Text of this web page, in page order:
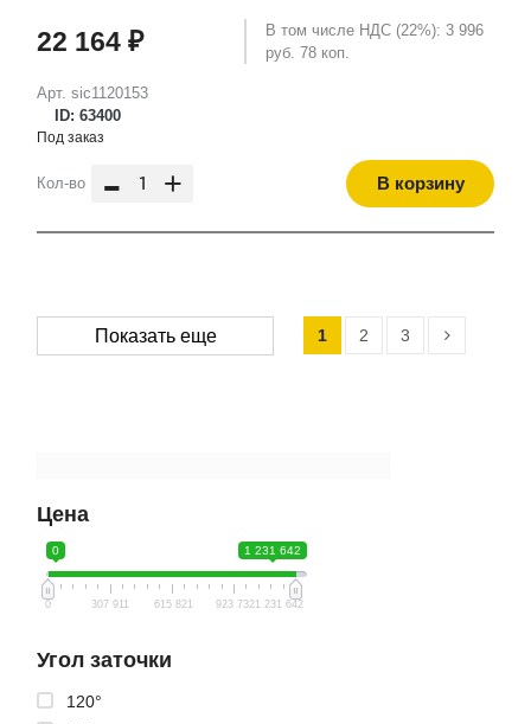
Цена
0 1 231 642
0 307 911 615 821 923 7321 231 642
Угол заточки
120°
Арт. sic1120153
ID: 63400
22 164 ₽
В том числе НДС (22%): 3 996
руб. 78 коп.
Под заказ
Кол-во - + В корзину
Показать еще 1 2 3